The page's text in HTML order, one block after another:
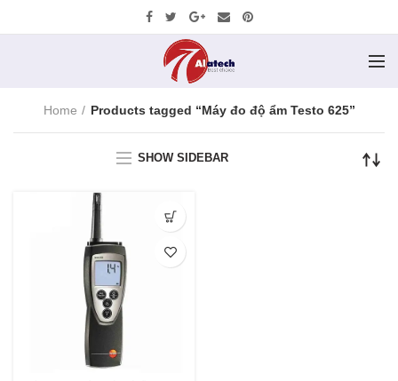
Home Products tagged “Máy đo độ ẩm Testo 625”
SHOW SIDEBAR